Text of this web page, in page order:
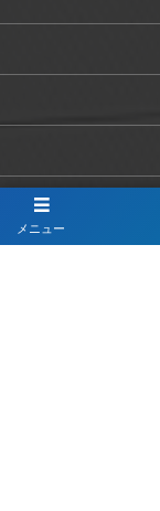
メニュー